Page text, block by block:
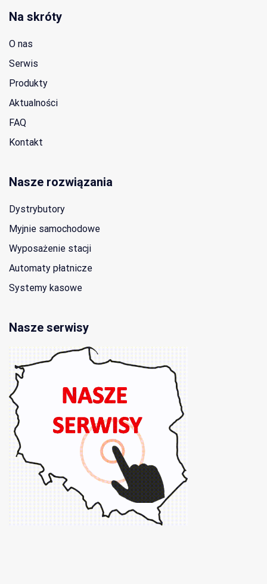
Na skróty
O nas
Serwis
Produkty
Aktualności
FAQ
Kontakt
Nasze rozwiązania
Dystrybutory
Myjnie samochodowe
Wyposażenie stacji
Automaty płatnicze
Systemy kasowe
Nasze serwisy